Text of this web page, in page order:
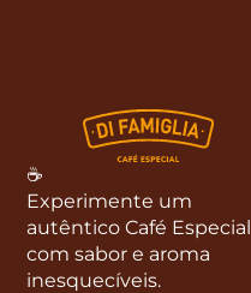
☕
Experimente um
autêntico Café Especial
com sabor e aroma
inesquecíveis.